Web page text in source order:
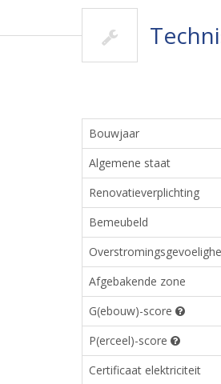
Bouwjaar
Algemene staat
Renovatieverplichting
Bemeubeld
Afgebakende zone
G(ebouw)-score
P(erceel)-score
Certificaat elektriciteit